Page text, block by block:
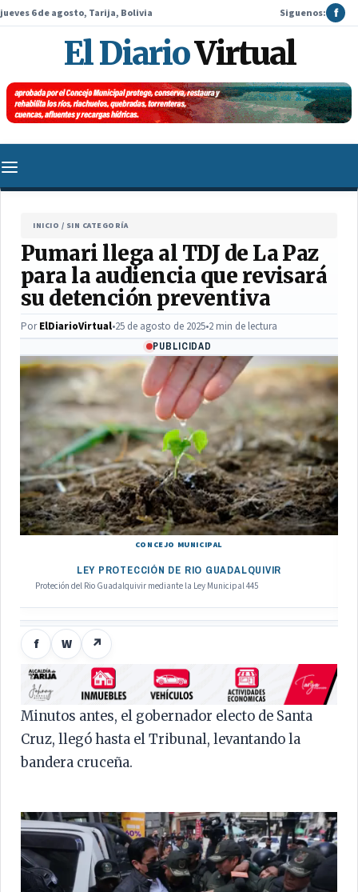
jueves 6 de agosto, Tarija, Bolivia Siguenos: f
El DiarioVirtual
INICIO / SIN CATEGORÍA
Pumari llega al TDJ de La Paz
para la audiencia que revisará
su detención preventiva
PorElDiarioVirtual•25 de agosto de 2025•2 min de lectura
PUBLICIDAD
CONCEJO MUNICIPAL
LEY PROTECCIÓN DE RIO GUADALQUIVIR
Proteción del Rio Guadalquivir mediante la Ley Municipal 445
f W ↗
Minutos antes, el gobernador electo de Santa
Cruz, llegó hasta el Tribunal, levantando la
bandera cruceña.